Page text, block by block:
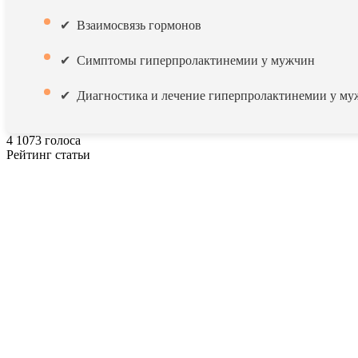
Взаимосвязь гормонов
Симптомы гиперпролактинемии у мужчин
Диагностика и лечение гиперпролактинемии у
4 1073 голоса
Рейтинг статьи